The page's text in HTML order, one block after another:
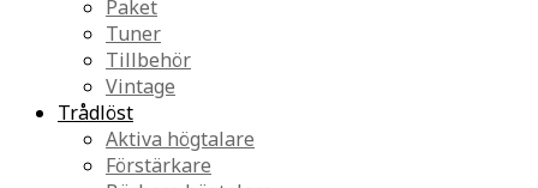
Paket
Tuner
Tillbehör
Vintage
Trådlöst
Aktiva högtalare
Förstärkare